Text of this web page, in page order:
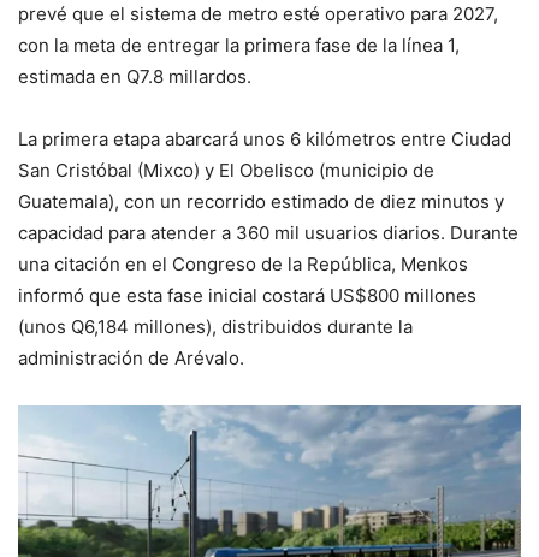
prevé que el sistema de metro esté operativo para 2027,
con la meta de entregar la primera fase de la línea 1,
estimada en Q7.8 millardos.
La primera etapa abarcará unos 6 kilómetros entre Ciudad
San Cristóbal (Mixco) y El Obelisco (municipio de
Guatemala), con un recorrido estimado de diez minutos y
capacidad para atender a 360 mil usuarios diarios. Durante
una citación en el Congreso de la República, Menkos
informó que esta fase inicial costará US$800 millones
(unos Q6,184 millones), distribuidos durante la
administración de Arévalo.